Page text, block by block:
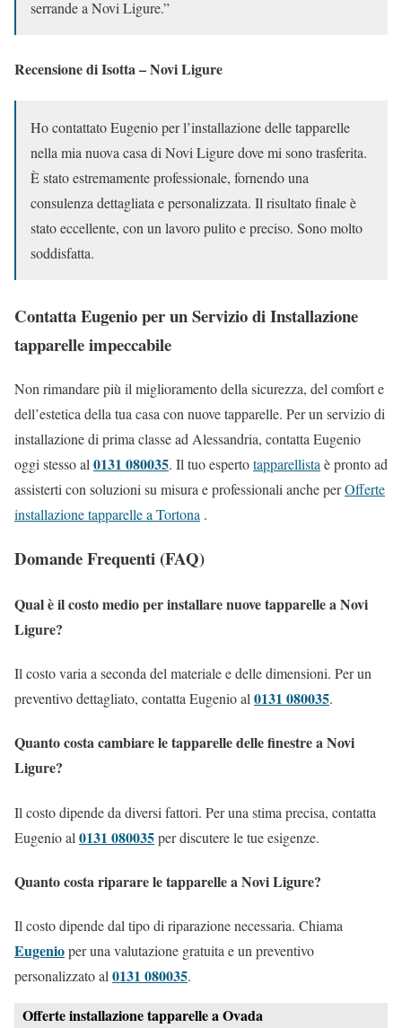
serrande a Novi Ligure.”
Recensione di Isotta – Novi Ligure
Ho contattato Eugenio per l’installazione delle tapparelle
nella mia nuova casa di Novi Ligure dove mi sono trasferita.
È stato estremamente professionale, fornendo una
consulenza dettagliata e personalizzata. Il risultato finale è
stato eccellente, con un lavoro pulito e preciso. Sono molto
soddisfatta.
Contatta Eugenio per un Servizio di Installazione
tapparelle impeccabile
Non rimandare più il miglioramento della sicurezza, del comfort e
dell’estetica della tua casa con nuove tapparelle. Per un servizio di
installazione di prima classe ad Alessandria, contatta Eugenio
oggi stesso al 0131 080035. Il tuo espertotapparellista è pronto ad
assisterti con soluzioni su misura e professionali anche perOfferte
installazione tapparelle a Tortona .
Domande Frequenti (FAQ)
Qual è il costo medio per installare nuove tapparelle a Novi
Ligure?
Il costo varia a seconda del materiale e delle dimensioni. Per un
preventivo dettagliato, contatta Eugenio al 0131 080035.
Quanto costa cambiare le tapparelle delle finestre a Novi
Ligure?
Il costo dipende da diversi fattori. Per una stima precisa, contatta
Eugenio al 0131 080035per discutere le tue esigenze.
Quanto costa riparare le tapparelle a Novi Ligure?
Il costo dipende dal tipo di riparazione necessaria. Chiama
Eugenioper una valutazione gratuita e un preventivo
personalizzato al 0131 080035.
Offerte installazione tapparelle a Ovada